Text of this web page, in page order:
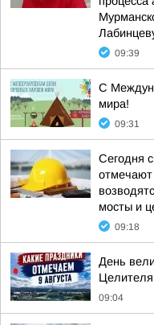
09:39
С
мира!
09:31
Сегодня
мосты и
09:18
День
Целителя
09:04